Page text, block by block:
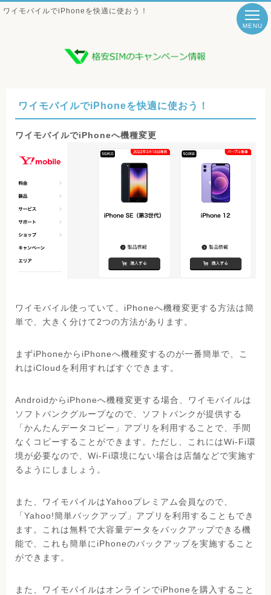
ワイモバイルでiPhoneを快適に使おう！
MENU
ワイモバイルでiPhoneを快適に使おう！
ワイモバイルでiPhoneへ機種変更
ワイモバイル使っていて、iPhoneへ機種変更する方法は簡
単で、大きく分けて2つの方法があります。
まずiPhoneからiPhoneへ機種変するのが一番簡単で、こ
れはiCloudを利用すればすぐできます。
AndroidからiPhoneへ機種変更する場合、ワイモバイルは
ソフトバンクグループなので、ソフトバンクが提供する
「かんたんデータコピー」アプリを利用することで、手間
なくコピーすることができます。ただし、これにはWi-Fi環
境が必要なので、Wi-Fi環境にない場合は店舗などで実施す
るようにしましょう。
また、ワイモバイルはYahooプレミアム会員なので、
「Yahoo!簡単バックアップ」アプリを利用することもでき
ます。これは無料で大容量データをバックアップできる機
能で、これも簡単にiPhoneのバックアップを実施すること
ができます。
また、ワイモバイルはオンラインでiPhoneを購入すること